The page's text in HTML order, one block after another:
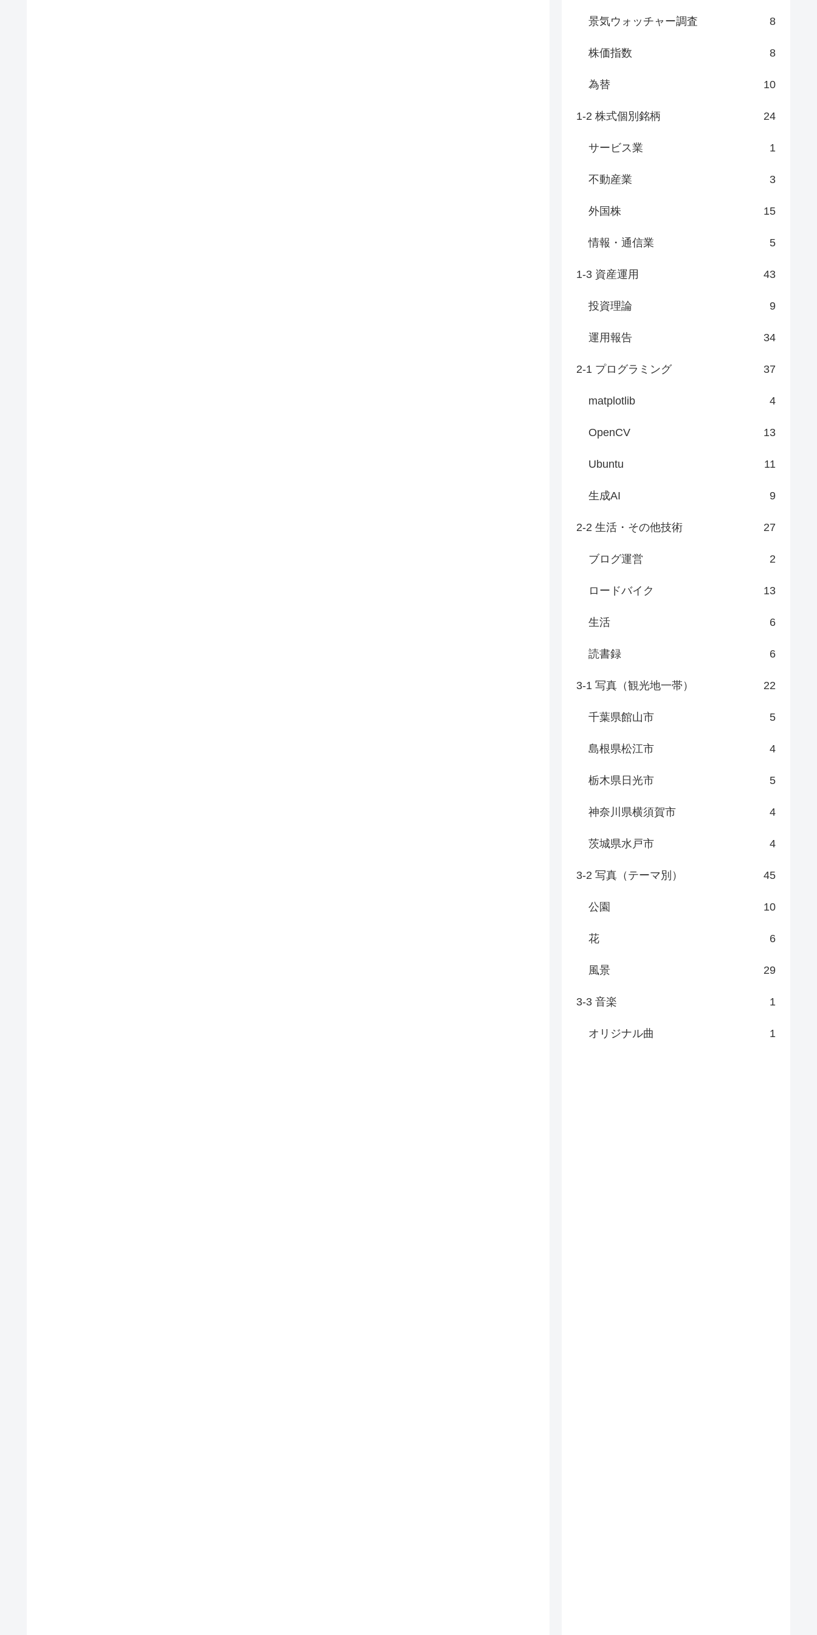
景気ウォッチャー調査 8
株価指数 8
為替 10
1-2 株式個別銘柄 24
サービス業 1
不動産業 3
外国株 15
情報・通信業 5
1-3 資産運用 43
投資理論 9
運用報告 34
2-1 プログラミング 37
matplotlib 4
OpenCV 13
Ubuntu 11
生成AI 9
2-2 生活・その他技術 27
ブログ運営 2
ロードバイク 13
生活 6
読書録 6
3-1 写真（観光地一帯） 22
千葉県館山市 5
島根県松江市 4
栃木県日光市 5
神奈川県横須賀市 4
茨城県水戸市 4
3-2 写真（テーマ別） 45
公園 10
花 6
風景 29
3-3 音楽 1
オリジナル曲 1